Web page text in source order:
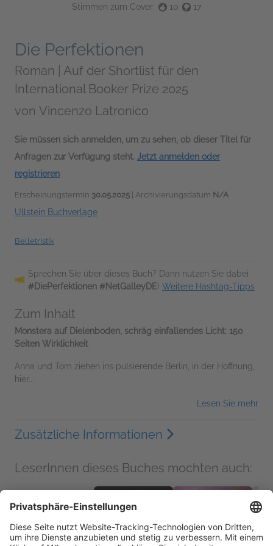
Stimmen zum Cover: 10 17
Die Perfektionen
Roman | Auf der Shortlist für den
International Booker Prize 2025
von Vincenzo Latronico
Sie müssen sich anmelden, um zu sehen, ob dieser Titel für
Anfragen zur Verfügung steht. Jetzt anmelden oder
registrieren
Erscheinungstermin 30.05.2025 | Archivierungsdatum N/A
Ullstein Buchverlage
Belletristik
Sprechen Sie über dieses Buch? Dann nutzen Sie dabei
#DiePerfektionen #NetGalleyDE! Weitere Hashtag-Tipps
Zum Inhalt
Monstera auf Dielenboden, schräg einfallendes Licht: 150
Seiten Wirklichkeit
Anna und Tom ziehen ins pulsierende Berlin, in der Hoffnung,
hier...
Lesen Sie mehr
Zusätzliche Informationen
LeserInnen dieses Buches mochten auch: